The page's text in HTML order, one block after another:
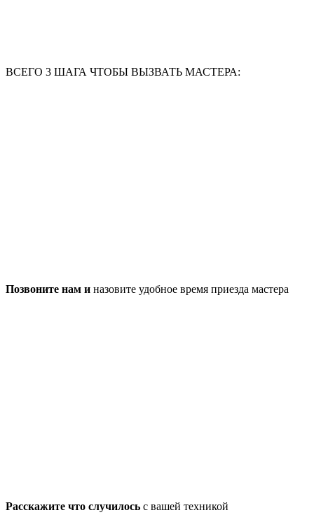
ВСЕГО 3 ШАГА ЧТОБЫ ВЫЗВАТЬ МАСТЕРА:
Позвоните нам и назовите удобное время приезда мастера
Расскажите что случилось с вашей техникой